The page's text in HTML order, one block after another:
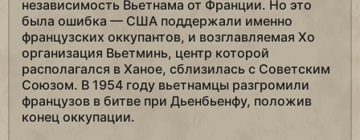
независимость Вьетнама от Франции. Но это
была ошибка — США поддержали именно
французских оккупантов, и возглавляемая Хо
организация Вьетминь, центр которой
располагался в Ханое, сблизилась с Советским
Союзом. В 1954 году вьетнамцы разгромили
французов в битве при Дьенбьенфу, положив
конец оккупации.